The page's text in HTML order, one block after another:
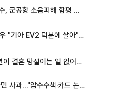
이남오 함평군수, 군공항 소음피해 함평 보상 요구
'굿 윌 헌팅' 배우 "기아 EV2 덕분에 살아"…교통사고 후 안전성 극찬
李대통령 “청년이 결혼 망설이는 일 없어야...제도상 불이익 조사”
축구협회, 대국민 사과…"압수수색·카드 논란 사죄, 강도 높은 쇄신"